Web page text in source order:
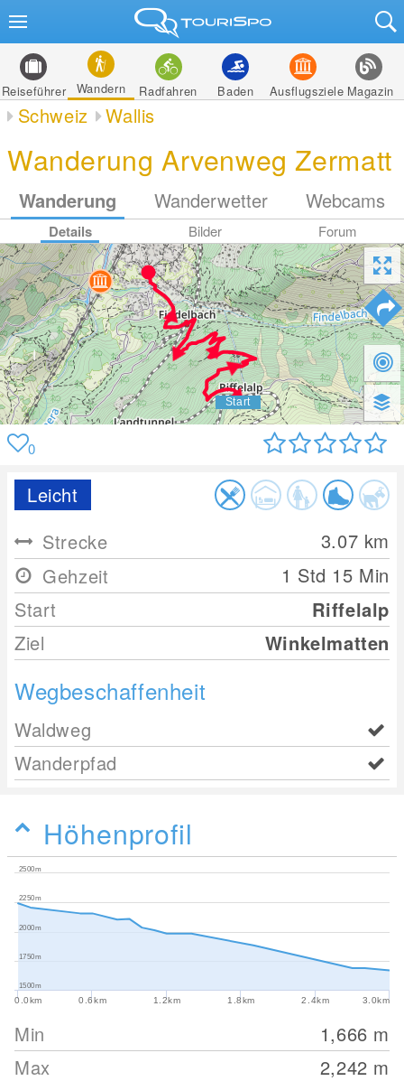
Reiseführer Wandern Radfahren Baden Ausflugsziele Magazin
Schweiz Wallis
Wanderung Arvenweg Zermatt
Wanderung Wanderwetter Webcams
Details Bilder Forum
0
Leicht
Strecke
3.07 km
Gehzeit
1 Std 15 Min
Start
Riffelalp
Ziel
Winkelmatten
Wegbeschaffenheit
Waldweg
Wanderpfad
Höhenprofil
0.0km 0.6km 1.2km 1.8km 2.4km 3.0km
1500m
1750m
2000m
2250m
2500m
Min 1,666 m
Max
2,242 m